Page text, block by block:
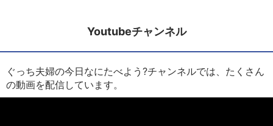
Youtubeチャンネル
ぐっち夫婦の今日なにたべよう?チャンネルでは、たくさん
の動画を配信しています。